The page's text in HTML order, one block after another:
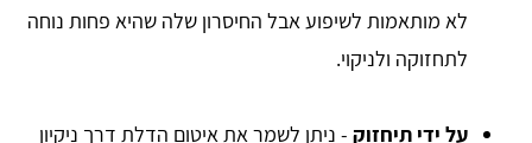
לא מותאמות לשיפוע אבל החיסרון שלה שהיא פחות נוחה
לתחזוקה ולניקוי.
על ידי תיחזוק - ניתן לשמר את איטום הדלת דרך ניקיון